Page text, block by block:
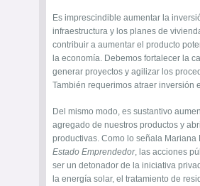
Es imprescindible aumentar la
infraestructura y los planes de
contribuir a aumentar el producto
la economía. Debemos fortalecer la
generar proyectos y agilizar los
También requerimos atraer inversión
Del mismo modo, es sustantivo
agregado de nuestros productos y
productivas. Como lo señala Mariana
Estado Emprendedor, las acciones
ser un detonador de la iniciativa
la energía solar, el tratamiento de